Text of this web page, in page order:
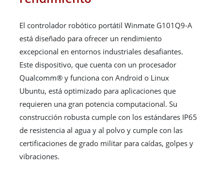
El controlador robótico portátil Winmate G101Q9-A
está diseñado para ofrecer un rendimiento
excepcional en entornos industriales desafiantes.
Este dispositivo, que cuenta con un procesador
Qualcomm® y funciona con Android o Linux
Ubuntu, está optimizado para aplicaciones que
requieren una gran potencia computacional. Su
construcción robusta cumple con los estándares IP65
de resistencia al agua y al polvo y cumple con las
certificaciones de grado militar para caídas, golpes y
vibraciones.